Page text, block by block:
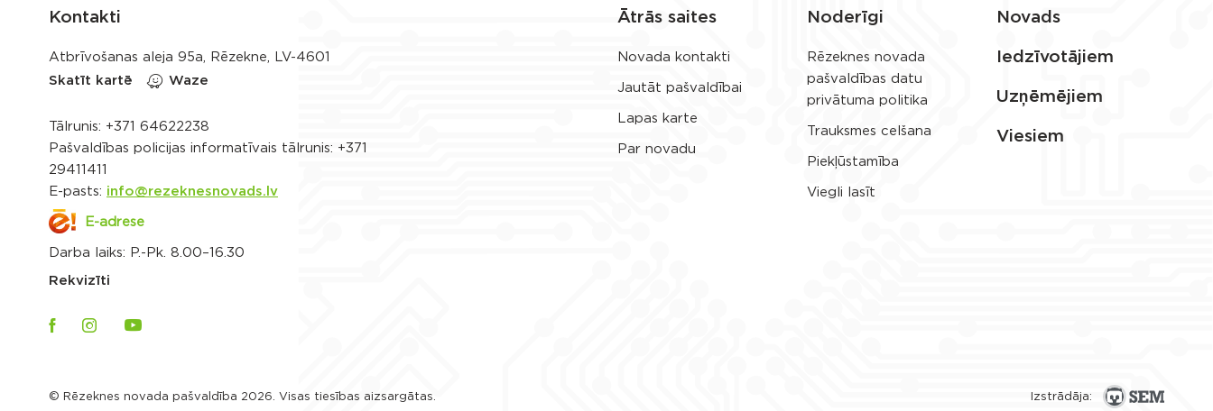
Kontakti
Atbrīvošanas aleja 95a, Rēzekne, LV-4601
Skatīt kartē
Waze
Tālrunis: +371 64622238
Pašvaldības policijas informatīvais tālrunis: +371
29411411
E-pasts: info@rezeknesnovads.lv
E-adrese
Darba laiks: P.-Pk. 8.00–16.30
Rekvizīti
Ātrās saites
Novada kontakti
Jautāt pašvaldībai
Lapas karte
Par novadu
Noderīgi
Rēzeknes novada
pašvaldības datu
privātuma politika
Trauksmes celšana
Piekļūstamība
Viegli lasīt
Novads
Iedzīvotājiem
Uzņēmējiem
Viesiem
© Rēzeknes novada pašvaldība 2026. Visas tiesības aizsargātas. Izstrādāja: